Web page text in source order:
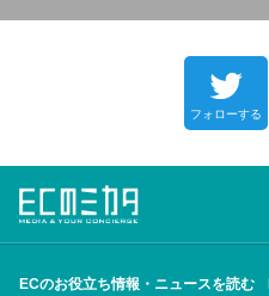
フォローする
ECのお役立ち情報・ニュースを読む